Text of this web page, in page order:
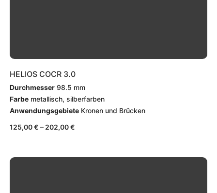
HELIOS COCR 3.0
Durchmesser 98.5 mm
Farbe metallisch, silberfarben
Anwendungsgebiete Kronen und Brücken
125,00€ – 202,00€